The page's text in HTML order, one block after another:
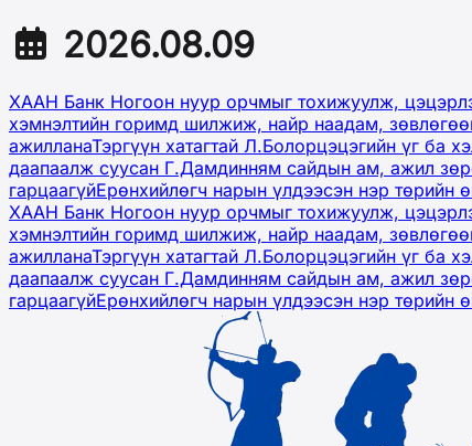
2026.08.09
ХААН Банк Ногоон нуур орчмыг тохижуулж,
хэмнэлтийн горимд шилжиж, найр наадам,
ажилланаТэргүүн хатагтай Л.Болорцэцэгийн үг ба
даапаалж суусан Г.Дамдинням сайдын ам, ажил
гарцаагүйЕрөнхийлөгч нарын үлдээсэн нэр төрийн
ХААН Банк Ногоон нуур орчмыг тохижуулж,
хэмнэлтийн горимд шилжиж, найр наадам,
ажилланаТэргүүн хатагтай Л.Болорцэцэгийн үг ба
даапаалж суусан Г.Дамдинням сайдын ам, ажил
гарцаагүйЕрөнхийлөгч нарын үлдээсэн нэр төрийн